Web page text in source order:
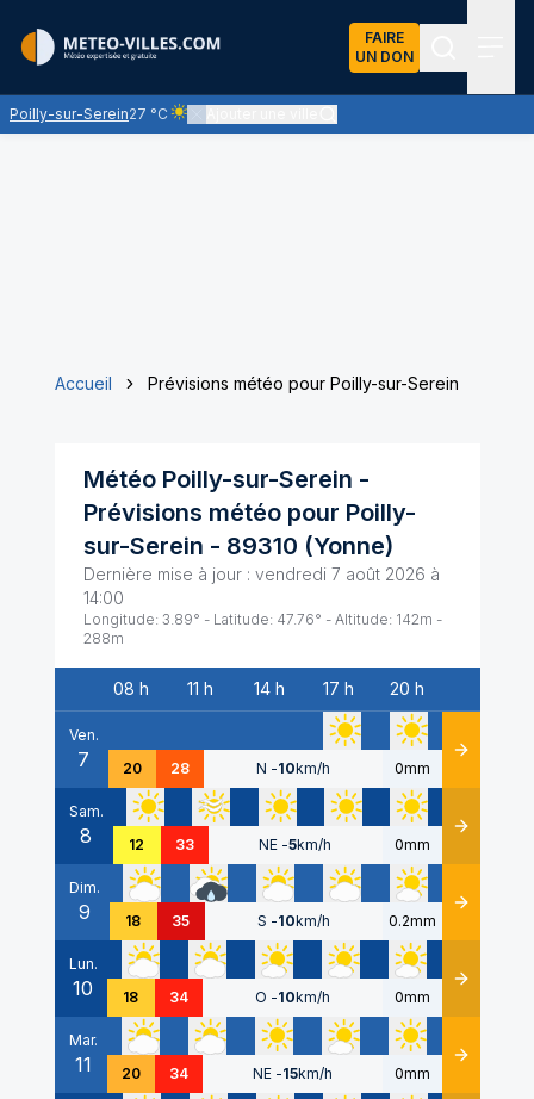
FAIRE
UN DON
Poilly-sur-Serein27 °C
Ciel clair - quasiment pas de nuages et un soleil
Accueil Prévisions météo pour Poilly-sur-Serein
Météo Poilly-sur-Serein -
Prévisions météo pour Poilly-
sur-Serein - 89310 (Yonne)
Dernière mise à jour : vendredi 7 août 2026 à
14:00
Longitude: 3.89° - Latitude: 47.76° - Altitude: 142m -
288m
Date
08 h 11 h 14 h 17 h 20 h
Ven.
7 20 28 N -10km/h 0mm Détails
Sam.
8 12 33 NE -5km/h 0mm Détails
Dim.
9 18 35 S -10km/h 0.2mm Détails
Lun.
10 18 34 O -10km/h 0mm Détails
Mar.
11 20 34 NE -15km/h 0mm Détails